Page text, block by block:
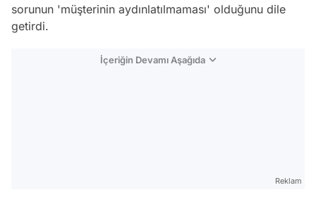
sorunun 'müşterinin aydınlatılmaması' olduğunu dile
getirdi.
İçeriğin Devamı Aşağıda
Reklam